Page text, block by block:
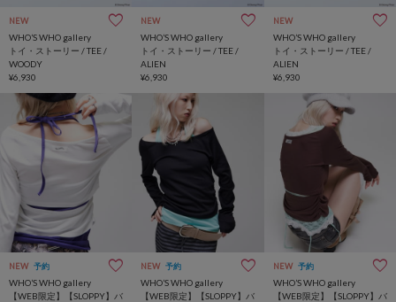
NEW
WHO’S WHO gallery
トイ・ストーリー / TEE /
WOODY
¥6,930
NEW
WHO’S WHO gallery
トイ・ストーリー / TEE /
ALIEN
¥6,930
NEW
WHO’S WHO gallery
トイ・ストーリー / TEE /
ALIEN
¥6,930
NEW 予約
WHO’S WHO gallery
【WEB限定】【SLOPPY】バ
NEW 予約
WHO’S WHO gallery
【WEB限定】【SLOPPY】バ
NEW 予約
WHO’S WHO gallery
【WEB限定】【SLOPPY】バ